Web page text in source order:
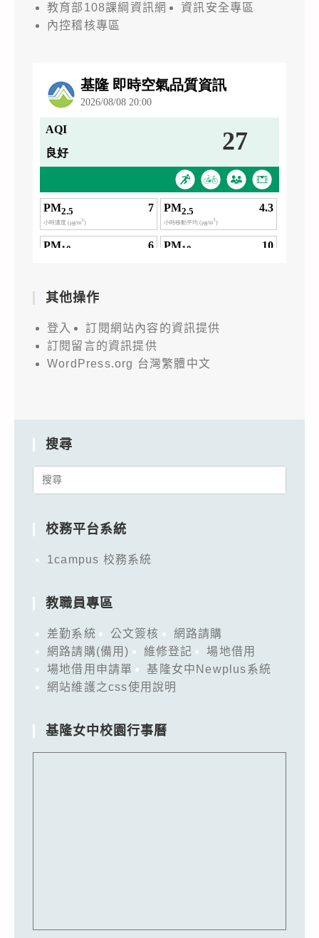
教育部108課綱資訊網
資訊安全專區
內控稽核專區
其他操作
登入
訂閱網站內容的資訊提供
訂閱留言的資訊提供
WordPress.org 台灣繁體中文
搜尋
Search
校務平台系統
1campus 校務系統
教職員專區
差勤系統 公文簽核
網路請購
網路請購(備用)
維修登記
場地借用
場地借用申請單
基隆女中Newplus系統
網站維護之css使用說明
基隆女中校園行事曆